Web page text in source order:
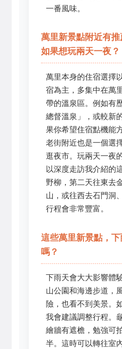
一番風味。
萬里新景點附近有推
如果想玩兩天一夜？
萬里本身的住宿選擇
宿為主，多集中在萬
帶的溫泉區。例如有
總督溫泉」，或較新
果你希望住宿點機能
老街附近也是一個選
逛夜市。玩兩天一夜
以深度走訪我介紹的
野柳，第二天往東去
山，或往西去石門洞
行程會非常豐富。
這些萬里新景點，
嗎？
下雨天會大大影響體
山公園和海邊步道，
險，也看不到美景。
我會建議調整行程。
繪牆有遮檐，勉強可
半。這時可以轉往室